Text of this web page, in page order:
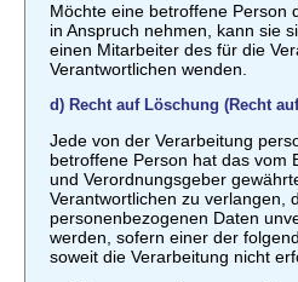
Möchte eine betroffene Person
in Anspruch nehmen, kann sie
einen Mitarbeiter des für die
Verantwortlichen wenden.
d) Recht auf Löschung (Recht
Jede von der Verarbeitung
betroffene Person hat das vom
und Verordnungsgeber
Verantwortlichen zu verlangen,
personenbezogenen Daten
werden, sofern einer der
soweit die Verarbeitung nicht